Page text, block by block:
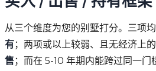
从三个维度为您的别墅打分。三项
有；两项或以上较弱、且无经济上
售 ；而在 5-10 年期内能跨过同一门